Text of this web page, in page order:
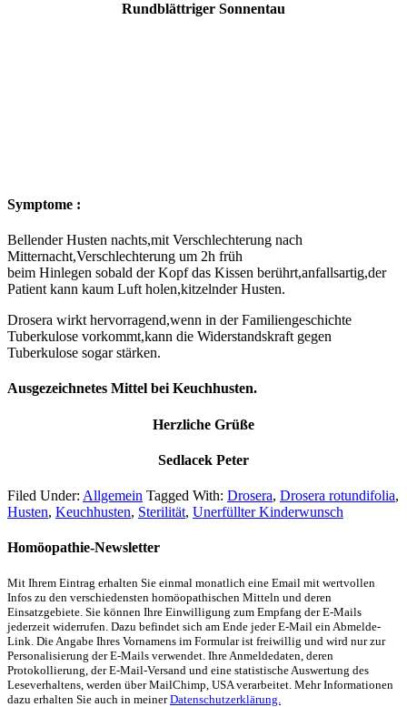
Rundblättriger Sonnentau
Symptome :
Bellender Husten nachts,mit Verschlechterung nach
Mitternacht,Verschlechterung um 2h früh
beim Hinlegen sobald der Kopf das Kissen berührt,anfallsartig,der
Patient kann kaum Luft holen,kitzelnder Husten.
Drosera wirkt hervorragend,wenn in der Familiengeschichte
Tuberkulose vorkommt,kann die Widerstandskraft gegen
Tuberkulose sogar stärken.
Ausgezeichnetes Mittel bei Keuchhusten.
Herzliche Grüße
Sedlacek Peter
Filed Under: Allgemein Tagged With: Drosera, Drosera rotundifolia,
Husten, Keuchhusten, Sterilität, Unerfüllter Kinderwunsch
Homöopathie-Newsletter
Mit Ihrem Eintrag erhalten Sie einmal monatlich eine Email mit wertvollen
Infos zu den verschiedensten homöopathischen Mitteln und deren
Einsatzgebiete. Sie können Ihre Einwilligung zum Empfang der E-Mails
jederzeit widerrufen. Dazu befindet sich am Ende jeder E-Mail ein Abmelde-
Link. Die Angabe Ihres Vornamens im Formular ist freiwillig und wird nur zur
Personalisierung der E-Mails verwendet. Ihre Anmeldedaten, deren
Protokollierung, der E-Mail-Versand und eine statistische Auswertung des
Leseverhaltens, werden über MailChimp, USA verarbeitet. Mehr Informationen
dazu erhalten Sie auch in meinerDatenschutzerklärung.